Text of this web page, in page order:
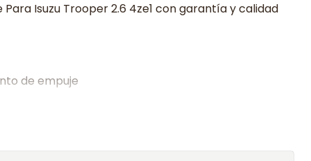
Para Isuzu Trooper 2.6 4ze1 con garantía y calidad
de empuje